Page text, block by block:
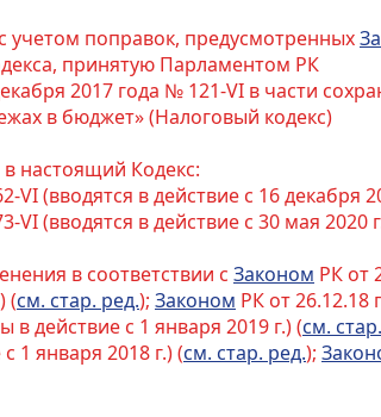
учетом поправок, предусмотренных
принятую Парламентом РК
2017 года № 121-VI в части
в бюджет» (Налоговый кодекс)
настоящий Кодекс:
VI (вводятся в действие с 16 декабря
VI (вводятся в действие с 30 мая 2020
в соответствии с Законом РК от
(см. стар. ред.); Законом РК от 26.12.18
в действие с 1 января 2019 г.) (см.
1 января 2018 г.) (см. стар. ред.);